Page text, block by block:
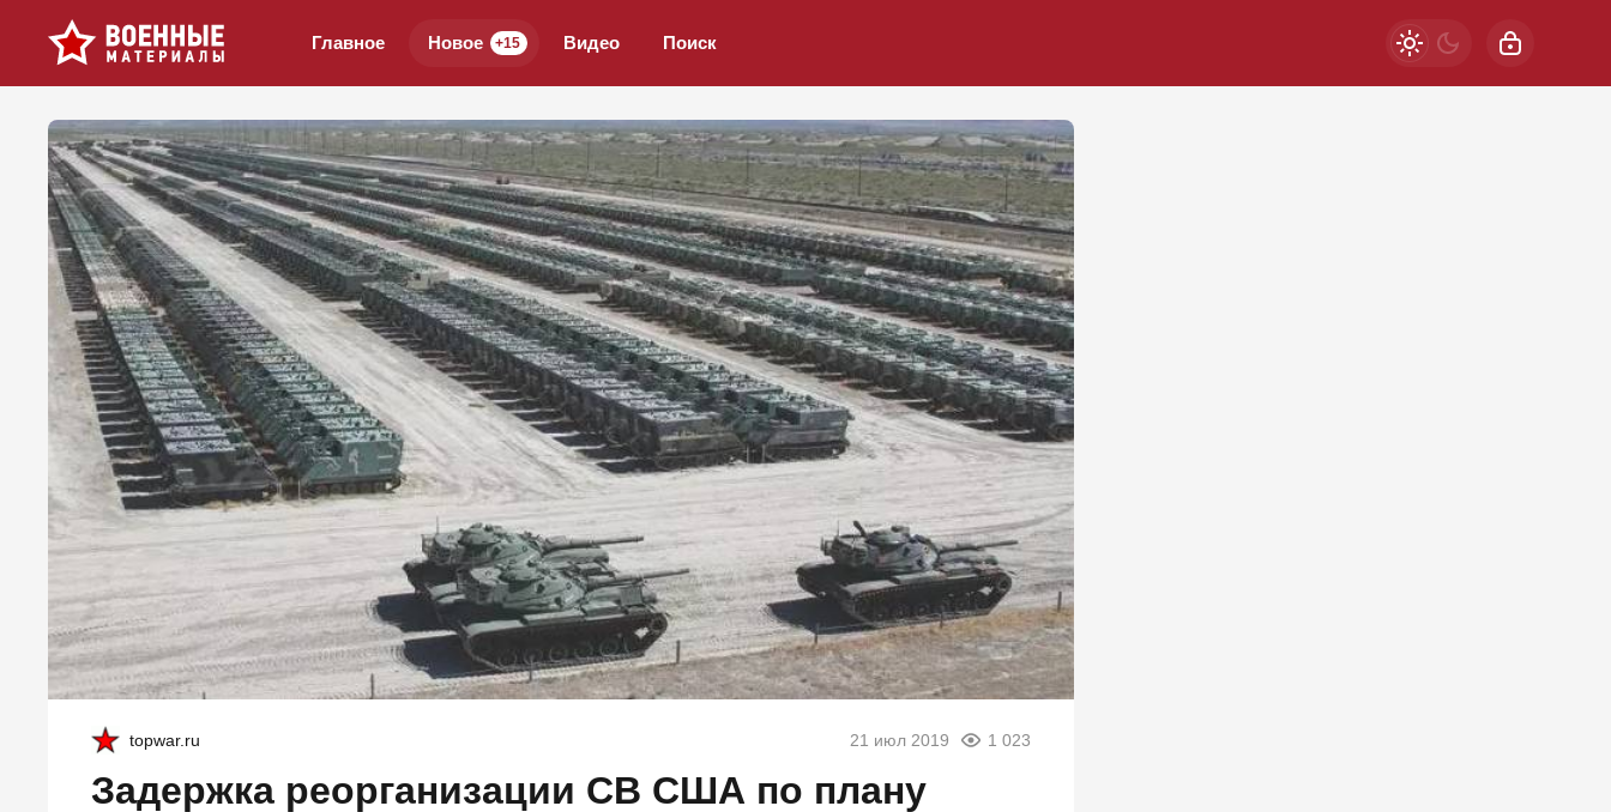
Главное Новое +15 Видео Поиск
topwar.ru 21 июл 2019 1 023
Задержка реорганизации СВ США по плану